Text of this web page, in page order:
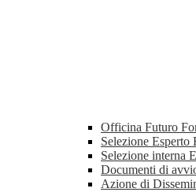
Officina Futuro
Selezione Esperto
Selezione interna
Documenti di
Azione di